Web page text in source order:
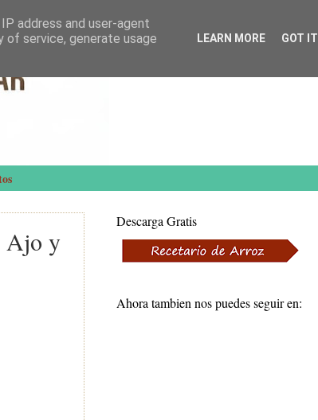
Ajo y
Descarga Gratis
Ahora tambien nos puedes seguir en:
address and user-agent
of service, generate usage
LEARN MORE GOT IT